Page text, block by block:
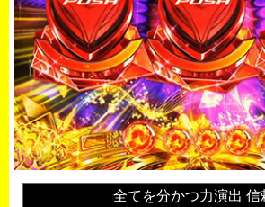
全てを分かつ力演出 信